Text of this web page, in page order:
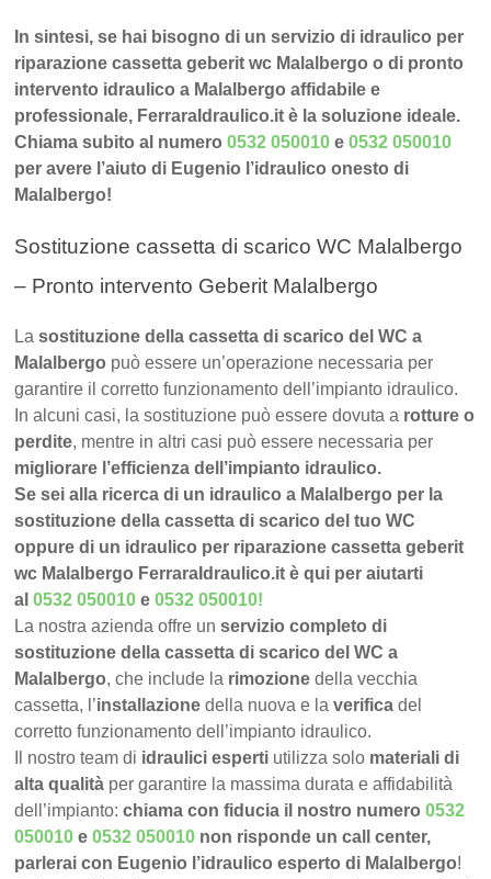
In sintesi, se hai bisogno di un servizio di idraulico per
riparazione cassetta geberit wc Malalbergo o di pronto
intervento idraulico a Malalbergo affidabile e
professionale, FerraraIdraulico.it è la soluzione ideale.
Chiama subito al numero0532 050010 e0532 050010
per avere l’aiuto di Eugenio l’idraulico onesto di
Malalbergo!
Sostituzione cassetta di scarico WC Malalbergo
– Pronto intervento Geberit Malalbergo
Lasostituzione della cassetta di scarico del WC a
Malalbergo può essere un’operazione necessaria per
garantire il corretto funzionamento dell’impianto idraulico.
In alcuni casi, la sostituzione può essere dovuta a rotture o
perdite, mentre in altri casi può essere necessaria per
migliorare l’efficienza dell’impianto idraulico.
Se sei alla ricerca di un idraulico a Malalbergo per la
sostituzione della cassetta di scarico del tuo WC
oppure di un idraulico per riparazione cassetta geberit
wc Malalbergo FerraraIdraulico.it è qui per aiutarti
al0532 050010 e0532 050010!
La nostra azienda offre unservizio completo di
sostituzione della cassetta di scarico del WC a
Malalbergo, che include la rimozione della vecchia
cassetta, l’installazione della nuova e laverifica del
corretto funzionamento dell’impianto idraulico.
Il nostro team di idraulici esperti utilizza solo materiali di
alta qualità per garantire la massima durata e affidabilità
dell’impianto:chiama con fiducia il nostro numero0532
050010 e0532 050010 non risponde un call center,
parlerai con Eugenio l’idraulico esperto di Malalbergo!